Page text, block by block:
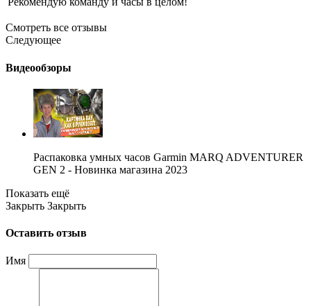
Смотреть все отзывы
Следующее
Видеообзоры
Распаковка умных часов Garmin MARQ ADVENTURER
GEN 2 - Новинка магазина 2023
Показать ещё
Закрыть Закрыть
Оставить отзыв
Имя